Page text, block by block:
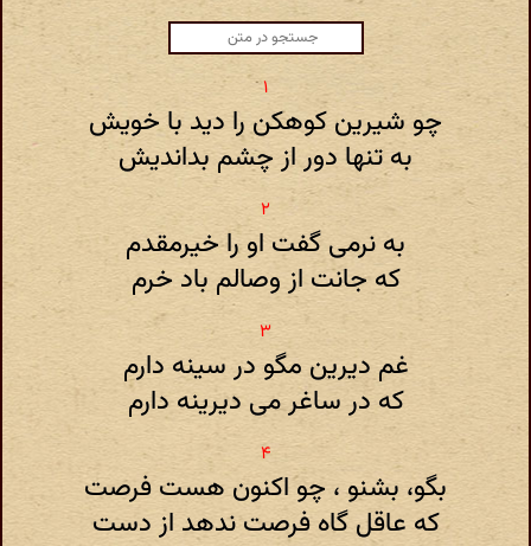
چو شیرین کوهکن را دید با خویش
به تنها دور از چشم بداندیش
به نرمی گفت او را خیرمقدم
که جانت از وصالم باد خرم
غم دیرین مگو در سینه دارم
که در ساغر می دیرینه دارم
بگو، بشنو ، چو اکنون هست فرصت
که عاقل گاه فرصت ندهد از دست